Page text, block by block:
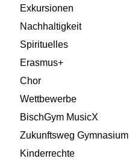
Exkursionen
Nachhaltigkeit
Spirituelles
Erasmus+
Chor
Wettbewerbe
BischGym MusicX
Zukunftsweg Gymnasium
Kinderrechte